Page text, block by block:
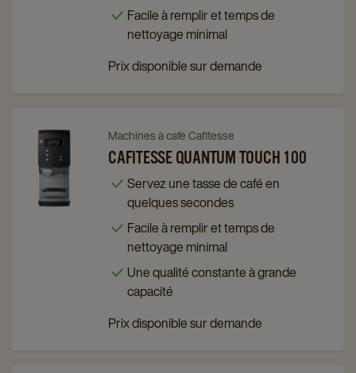
Facile à remplir et temps de
nettoyage minimal
Prix disponible sur demande
Navigate
Cafitesse
Quantum
Navigate
to
Cafitesse
Quantum
Touch
100
details
page
Machines à café Cafitesse
CAFITESSE QUANTUM TOUCH 100
Servez une tasse de café en
quelques secondes
Facile à remplir et temps de
nettoyage minimal
Une qualité constante à grande
capacité
Prix disponible sur demande